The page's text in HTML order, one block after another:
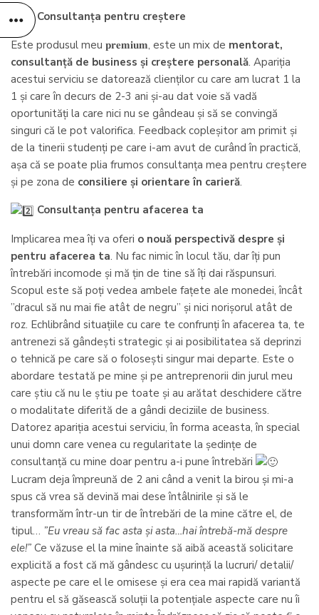
Consultanța pentru creștere
Este produsul meu 𝐩𝐫𝐞𝐦𝐢𝐮𝐦, este un mix de mentorat,
consultanță de business și creștere personală. Apariția
acestui serviciu se datorează clienților cu care am lucrat 1 la
1 și care în decurs de 2-3 ani și-au dat voie să vadă
oportunități la care nici nu se gândeau și să se convingă
singuri că le pot valorifica. Feedback copleșitor am primit și
de la tinerii studenți pe care i-am avut de curând în practică,
așa că se poate plia frumos consultanța mea pentru creștere
și pe zona de consiliere și orientare în carieră.
Consultanța pentru afacerea ta
Implicarea mea îți va oferi o nouă perspectivă despre și
pentru afacerea ta. Nu fac nimic în locul tău, dar îți pun
întrebări incomode și mă țin de tine să îți dai răspunsuri.
Scopul este să poți vedea ambele fațete ale monedei, încât
”dracul să nu mai fie atât de negru” și nici norișorul atât de
roz. Echlibrând situațiile cu care te confrunți în afacerea ta, te
antrenezi să gândești strategic și ai posibilitatea să deprinzi
o tehnică pe care să o folosești singur mai departe. Este o
abordare testată pe mine și pe antreprenorii din jurul meu
care știu că nu le știu pe toate și au arătat deschidere către
o modalitate diferită de a gândi deciziile de business.
Datorez apariția acestui serviciu, în forma aceasta, în special
unui domn care venea cu regularitate la ședințe de
consultanță cu mine doar pentru a-i pune întrebări
Lucram deja împreună de 2 ani când a venit la birou și mi-a
spus că vrea să devină mai dese întâlnirile și să le
transformăm într-un tir de întrebări de la mine către el, de
tipul… ”Eu vreau să fac asta și asta…hai întrebă-mă despre
ele!” Ce văzuse el la mine înainte să aibă această solicitare
explicită a fost că mă gândesc cu ușurință la lucruri/ detalii/
aspecte pe care el le omisese și era cea mai rapidă variantă
pentru el să găsească soluții la potențiale aspecte care nu îi